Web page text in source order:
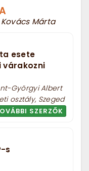
Márta
esete
Györgyi Albert
osztály, Szeged
SZERZŐK
s